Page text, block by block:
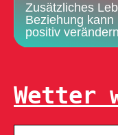
Zusätzliches
Beziehung kann
positiv verändern
Wetter